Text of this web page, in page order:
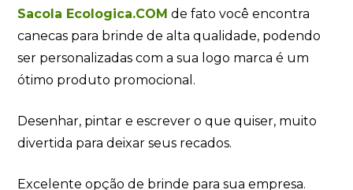
Sacola Ecologica.COM de fato você encontra
canecas para brinde de alta qualidade, podendo
ser personalizadas com a sua logo marca é um
ótimo produto promocional.
Desenhar, pintar e escrever o que quiser, muito
divertida para deixar seus recados.
Excelente opção de brinde para sua empresa.